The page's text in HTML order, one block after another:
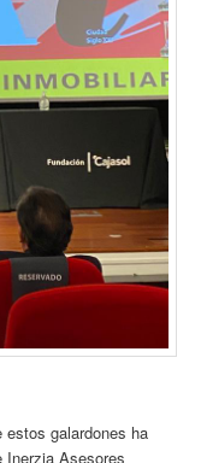
estos galardones ha
Inerzia Asesores